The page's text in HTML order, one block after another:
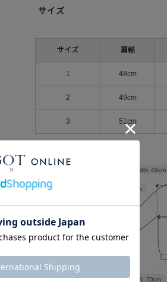
サイズ
サイズ 肩幅
1 48cm
2 49cm
3 51cm
Length 70cm
63cm
Shoulder width 49cm